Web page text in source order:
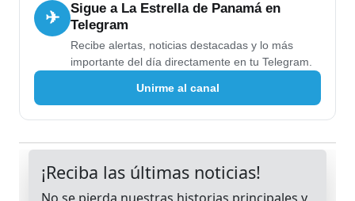
✈
Sigue a La Estrella de Panamá en
Telegram
Recibe alertas, noticias destacadas y lo más
importante del día directamente en tu Telegram.
Unirme al canal